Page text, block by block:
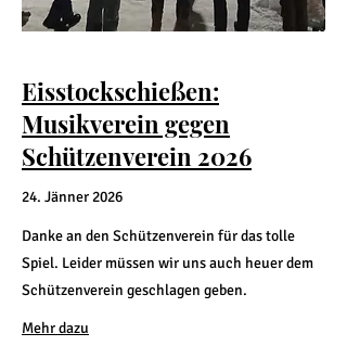
Eisstockschießen:
Musikverein gegen
Schützenverein 2026
24. Jänner 2026
Danke an den Schützenverein für das tolle
Spiel. Leider müssen wir uns auch heuer dem
Schützenverein geschlagen geben.
Mehr dazu